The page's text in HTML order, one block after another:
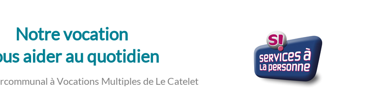
Notre vocation
aider au quotidien
à Vocations Multiples de Le Catelet